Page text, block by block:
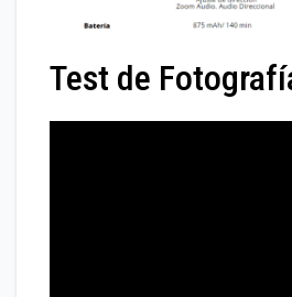
Test de